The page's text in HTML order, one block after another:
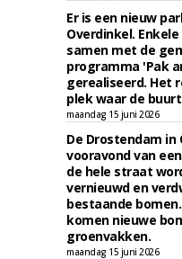
Er is een nieuw
Overdinkel.
samen met de
programma 'Pak
gerealiseerd. Het
plek waar de
maandag 15 juni 2026
De Drostendam
vooravond van
de hele straat
vernieuwd en
bestaande
komen nieuwe
groenvakken.
maandag 15 juni 2026